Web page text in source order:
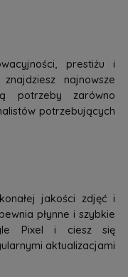
prestiżu i
najnowsze
potrzeby zarówno
potrzebujących
jakości zdjęć i
płynne i szybkie
Pixel i ciesz się
aktualizacjami